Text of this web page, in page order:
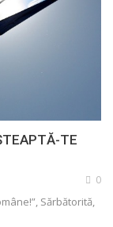
TE
0
Sărbătorită,